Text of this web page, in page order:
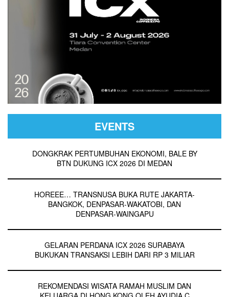
EVENTS
DONGKRAK PERTUMBUHAN EKONOMI, BALE BY
BTN DUKUNG ICX 2026 DI MEDAN
HOREEE… TRANSNUSA BUKA RUTE JAKARTA-
BANGKOK, DENPASAR-WAKATOBI, DAN
DENPASAR-WAINGAPU
GELARAN PERDANA ICX 2026 SURABAYA
BUKUKAN TRANSAKSI LEBIH DARI RP 3 MILIAR
REKOMENDASI WISATA RAMAH MUSLIM DAN